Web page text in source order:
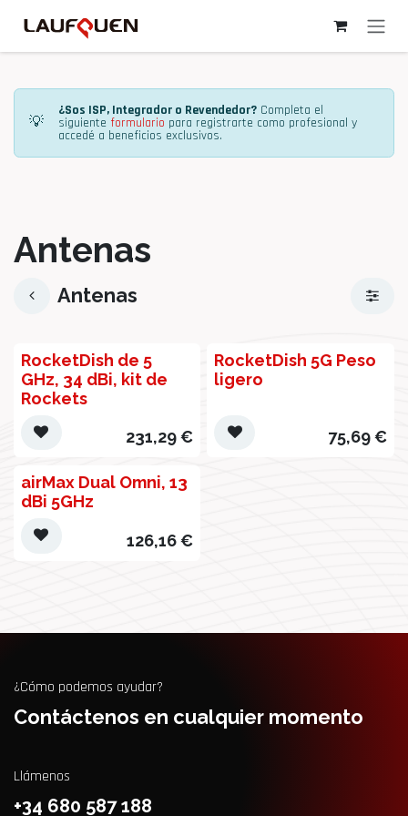
💡
¿Sos ISP, Integrador o Revendedor? Completa el
siguiente formulario para registrarte como profesional y
accedé a beneficios exclusivos.
Antenas
Antenas
¡Promo!
RocketDish de 5
GHz, 34 dBi, kit de
Rockets
231,29€
¡Promo!
RocketDish 5G Peso
ligero
75,69€
airMax Dual Omni, 13
dBi 5GHz
126,16€
¿Cómo podemos ayudar?
Contáctenos en cualquier momento
Llámenos
+34 680 587 188